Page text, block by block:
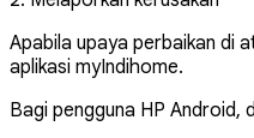
Apabila upaya perbaikan di
aplikasi myIndihome.
Bagi pengguna HP Android,